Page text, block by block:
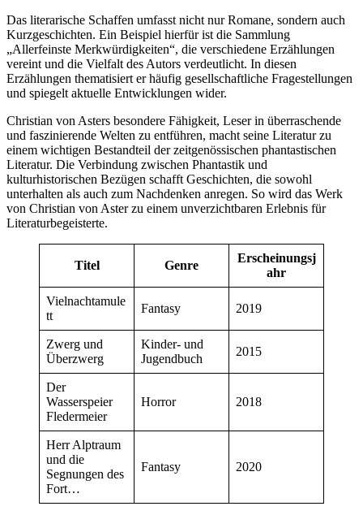
Das literarische Schaffen umfasst nicht nur Romane, sondern auch
Kurzgeschichten. Ein Beispiel hierfür ist die Sammlung
„Allerfeinste Merkwürdigkeiten“, die verschiedene Erzählungen
vereint und die Vielfalt des Autors verdeutlicht. In diesen
Erzählungen thematisiert er häufig gesellschaftliche Fragestellungen
und spiegelt aktuelle Entwicklungen wider.
Christian von Asters besondere Fähigkeit, Leser in überraschende
und faszinierende Welten zu entführen, macht seine Literatur zu
einem wichtigen Bestandteil der zeitgenössischen phantastischen
Literatur. Die Verbindung zwischen Phantastik und
kulturhistorischen Bezügen schafft Geschichten, die sowohl
unterhalten als auch zum Nachdenken anregen. So wird das Werk
von Christian von Aster zu einem unverzichtbaren Erlebnis für
Literaturbegeisterte.
Titel Genre
Erscheinungsj
ahr
Vielnachtamule
tt
Fantasy 2019
Zwerg und
Überzwerg
Kinder- und
Jugendbuch
2015
Der
Wasserspeier
Fledermeier
Horror 2018
Herr Alptraum
und die
Segnungen des
Fort…
Fantasy 2020